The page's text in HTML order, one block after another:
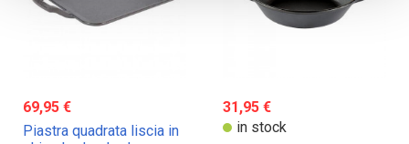
69,95 €
Piastra quadrata liscia in
31,95 €
in stock